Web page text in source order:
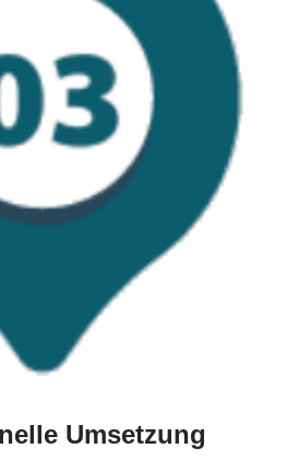
Umsetzung